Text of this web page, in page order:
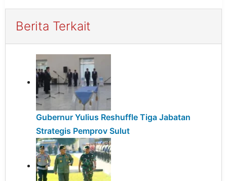
Berita Terkait
Gubernur Yulius Reshuffle Tiga Jabatan
Strategis Pemprov Sulut